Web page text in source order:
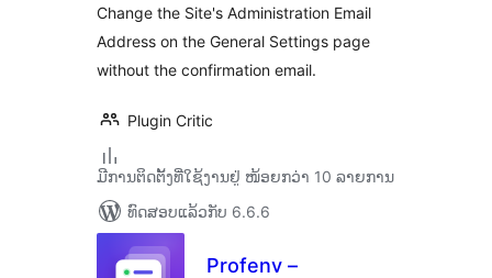
Change the Site's Administration Email
Address on the General Settings page
without the confirmation email.
Plugin Critic
ມີການຕິດຕັ້ງທີ່ໃຊ້ງານຢູ່ ໜ້ອຍກວ່າ 10 ລາຍການ
ທົດສອບແລ້ວກັບ 6.6.6
Profenv –